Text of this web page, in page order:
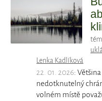
Lenka Kadlíková
22. 01. 2026:
nedotknutelný
volném místě